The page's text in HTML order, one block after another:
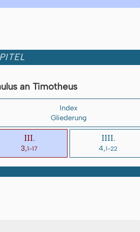
an Timotheus
Index
Gliederung
III.
3,1-17
IIII.
4,1-22